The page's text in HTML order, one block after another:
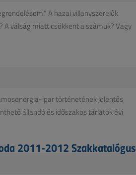
A hazai villanyszerelők
A válság miatt csökkent a számuk? Vagy
ipar történetének jelentős
állandó és időszakos tárlatok évi
2011-2012 Szakkatalógus